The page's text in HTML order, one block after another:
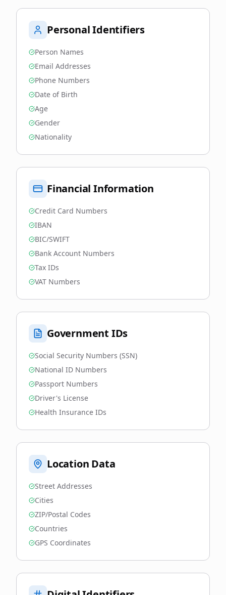
Personal Identifiers
Person Names
Email Addresses
Phone Numbers
Date of Birth
Age
Gender
Nationality
Financial Information
Credit Card Numbers
IBAN
BIC/SWIFT
Bank Account Numbers
Tax IDs
VAT Numbers
Government IDs
Social Security Numbers (SSN)
National ID Numbers
Passport Numbers
Driver's License
Health Insurance IDs
Location Data
Street Addresses
Cities
ZIP/Postal Codes
Countries
GPS Coordinates